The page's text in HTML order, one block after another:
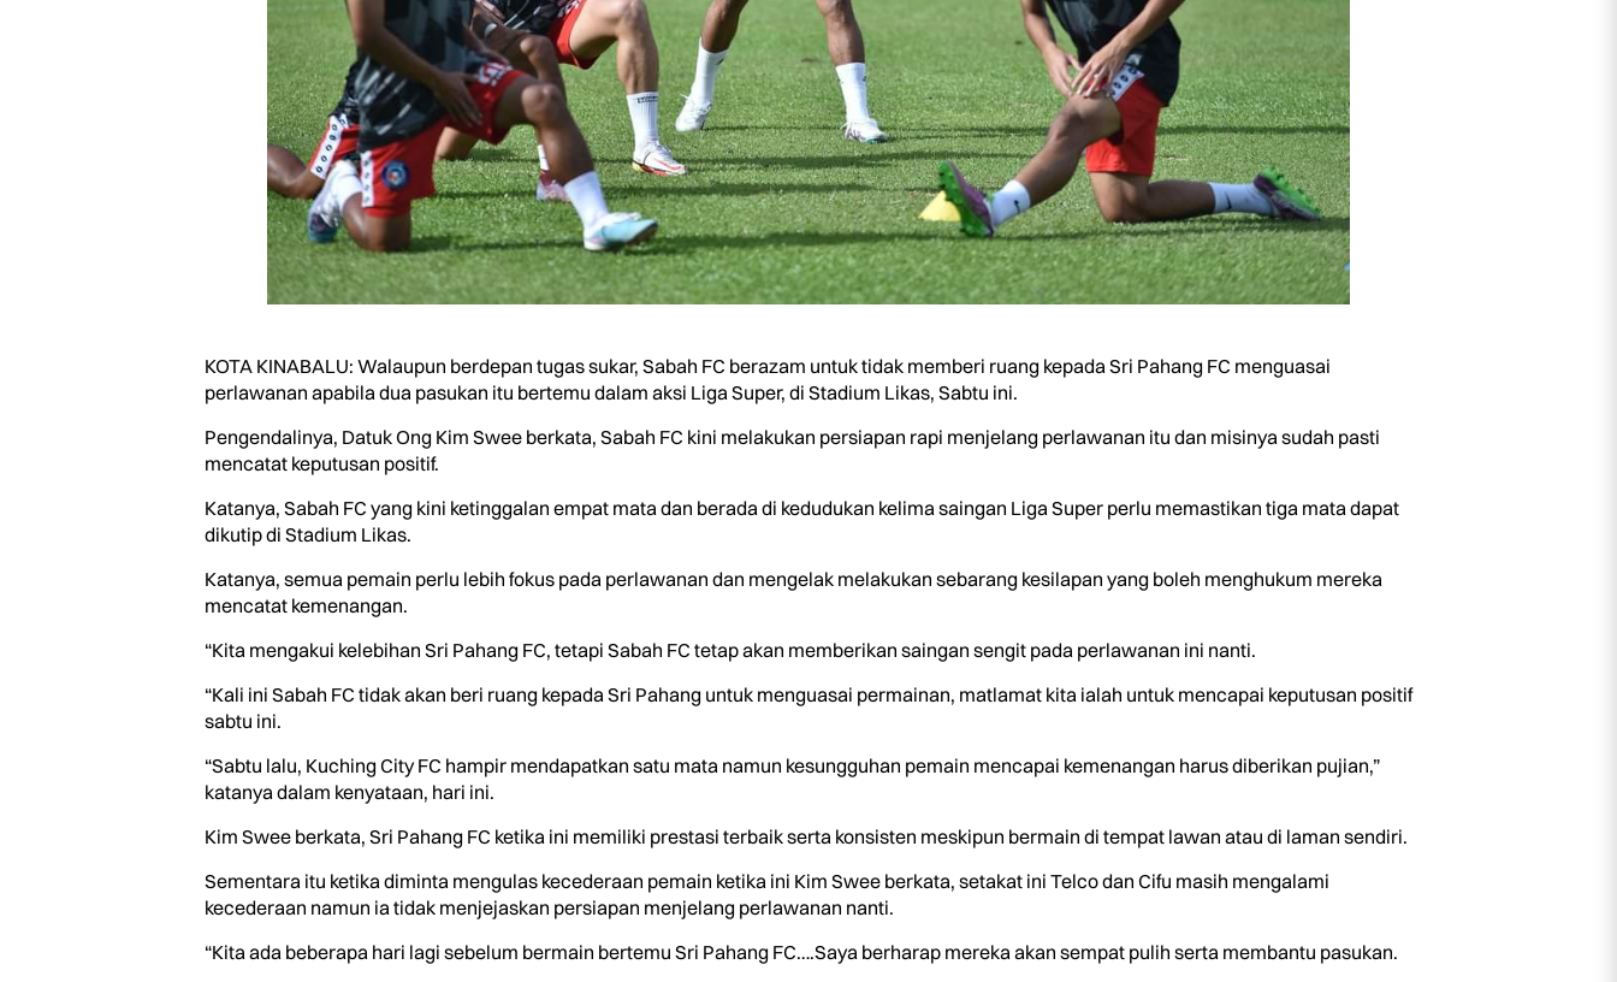
KOTA KINABALU: Walaupun berdepan tugas sukar, Sabah FC berazam untuk tidak memberi ruang kepada Sri Pahang FC menguasai
perlawanan apabila dua pasukan itu bertemu dalam aksi Liga Super, di Stadium Likas, Sabtu ini.
Pengendalinya, Datuk Ong Kim Swee berkata, Sabah FC kini melakukan persiapan rapi menjelang perlawanan itu dan misinya sudah pasti
mencatat keputusan positif.
Katanya, Sabah FC yang kini ketinggalan empat mata dan berada di kedudukan kelima saingan Liga Super perlu memastikan tiga mata dapat
dikutip di Stadium Likas.
Katanya, semua pemain perlu lebih fokus pada perlawanan dan mengelak melakukan sebarang kesilapan yang boleh menghukum mereka
mencatat kemenangan.
“Kita mengakui kelebihan Sri Pahang FC, tetapi Sabah FC tetap akan memberikan saingan sengit pada perlawanan ini nanti.
“Kali ini Sabah FC tidak akan beri ruang kepada Sri Pahang untuk menguasai permainan, matlamat kita ialah untuk mencapai keputusan positif
sabtu ini.
“Sabtu lalu, Kuching City FC hampir mendapatkan satu mata namun kesungguhan pemain mencapai kemenangan harus diberikan pujian,”
katanya dalam kenyataan, hari ini.
Kim Swee berkata, Sri Pahang FC ketika ini memiliki prestasi terbaik serta konsisten meskipun bermain di tempat lawan atau di laman sendiri.
Sementara itu ketika diminta mengulas kecederaan pemain ketika ini Kim Swee berkata, setakat ini Telco dan Cifu masih mengalami
kecederaan namun ia tidak menjejaskan persiapan menjelang perlawanan nanti.
“Kita ada beberapa hari lagi sebelum bermain bertemu Sri Pahang FC….Saya berharap mereka akan sempat pulih serta membantu pasukan.